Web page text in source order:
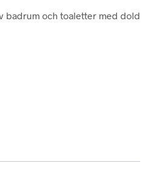
badrum och toaletter med dold